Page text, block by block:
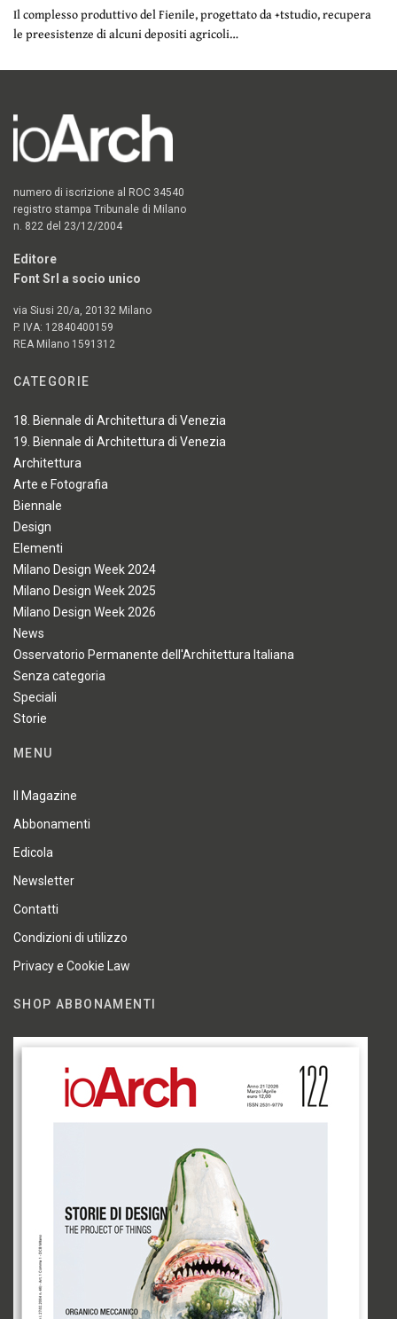
Il complesso produttivo del Fienile, progettato da +tstudio, recupera
le preesistenze di alcuni depositi agricoli…
numero di iscrizione al ROC 34540
registro stampa Tribunale di Milano
n. 822 del 23/12/2004
Editore
Font Srl a socio unico
via Siusi 20/a, 20132 Milano
P. IVA: 12840400159
REA Milano 1591312
CATEGORIE
18. Biennale di Architettura di Venezia
19. Biennale di Architettura di Venezia
Architettura
Arte e Fotografia
Biennale
Design
Elementi
Milano Design Week 2024
Milano Design Week 2025
Milano Design Week 2026
News
Osservatorio Permanente dell'Architettura Italiana
Senza categoria
Speciali
Storie
MENU
Il Magazine
Abbonamenti
Edicola
Newsletter
Contatti
Condizioni di utilizzo
Privacy e Cookie Law
SHOP ABBONAMENTI